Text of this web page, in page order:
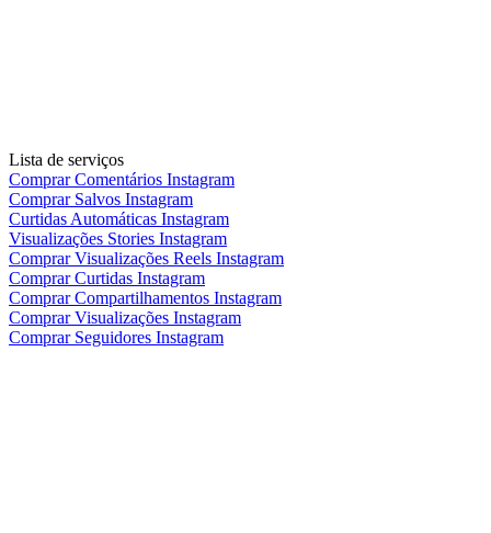
Lista de serviços
Comprar Comentários Instagram
Comprar Salvos Instagram
Curtidas Automáticas Instagram
Visualizações Stories Instagram
Comprar Visualizações Reels Instagram
Comprar Curtidas Instagram
Comprar Compartilhamentos Instagram
Comprar Visualizações Instagram
Comprar Seguidores Instagram